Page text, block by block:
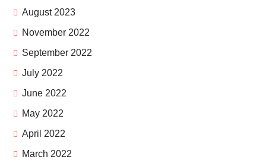
August 2023
November 2022
September 2022
July 2022
June 2022
May 2022
April 2022
March 2022